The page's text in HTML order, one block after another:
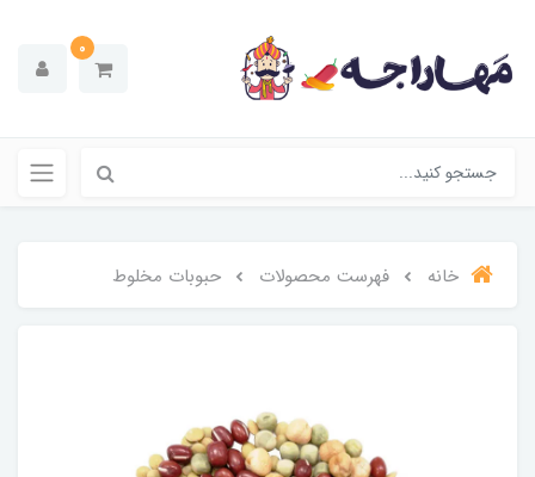
0
خانه فهرست محصولات حبوبات مخلوط